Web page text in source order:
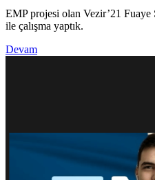
EMP projesi olan Vezir’21
ile çalışma yaptık.
Devam